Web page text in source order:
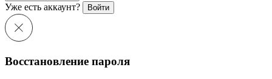
Уже есть аккаунт? Войти
Восстановление пароля